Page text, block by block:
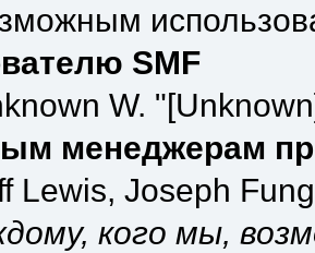
SMF
W.
менеджерам
Lewis, Joseph
кого мы,